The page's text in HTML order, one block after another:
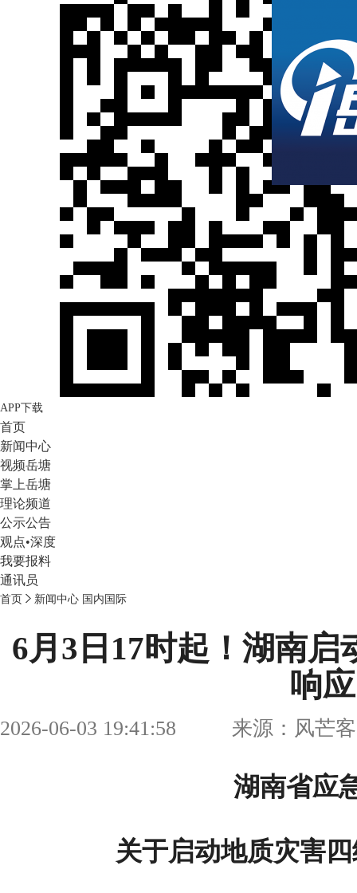
APP下载
首页
新闻中心
视频岳塘
掌上岳塘
理论频道
公示公告
观点•深度
我要报料
通讯员
首页 新闻中心 国内国际
6月3日17时起！湖南启
响应
2026-06-03 19:41:58 来源：风
湖南省应
关于启动地质灾害